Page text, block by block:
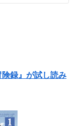
録』が試し読み